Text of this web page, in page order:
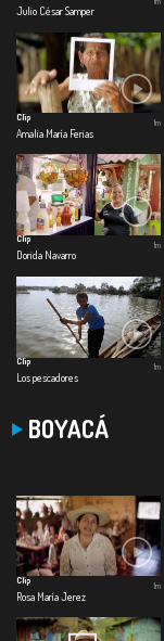
Julio César Samper
Clip
Amalia María Ferias
1m
Clip
Dorida Navarro
1m
Clip
Los pescadores
1m
BOYACÁ
Clip
Rosa María Jerez
1m